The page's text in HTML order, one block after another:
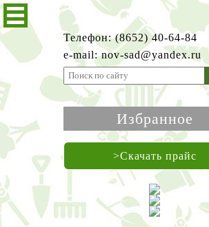
Телефон: (8652) 40-64-84
e-mail: nov-sad@yandex.ru
Избранное
>Скачать прайс